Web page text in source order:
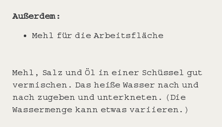
Außerdem:
Mehl für die Arbeitsfläche
Mehl, Salz und Öl in einer Schüssel gut
vermischen. Das heiße Wasser nach und
nach zugeben und unterkneten. (Die
Wassermenge kann etwas variieren.)